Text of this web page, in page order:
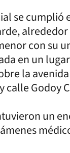
se cumplió
alrededor
con su
en un
la avenida
calle Godoy
un